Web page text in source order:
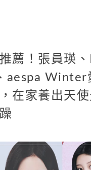
薦！張員瑛
aespa Winter
在家養出天使